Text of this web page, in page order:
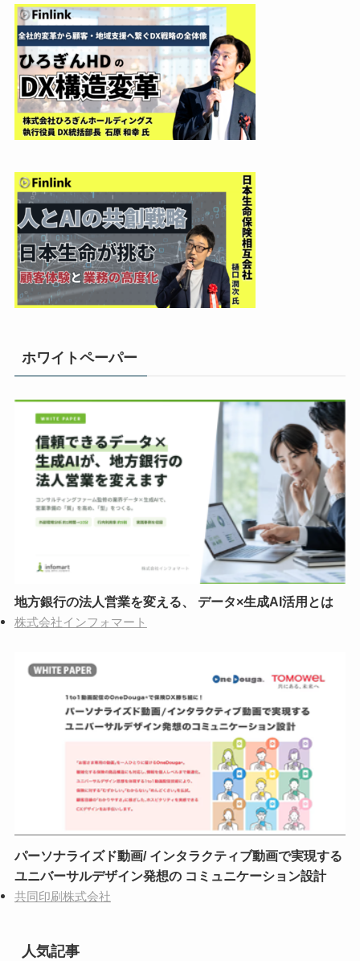
ホワイトペーパー
地方銀行の法人営業を変える、 データ×生成AI活用とは
株式会社インフォマート
パーソナライズド動画/ インタラクティブ動画で実現する
ユニバーサルデザイン発想の コミュニケーション設計
共同印刷株式会社
人気記事